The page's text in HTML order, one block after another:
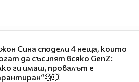
Сина сподели 4 неща, които
да съсипят всяко GenZ:
ги имаш, провалът е